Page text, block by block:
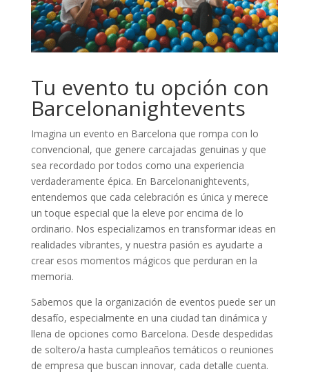
Tu evento tu opción con
Barcelonanightevents
Imagina un evento en Barcelona que rompa con lo
convencional, que genere carcajadas genuinas y que
sea recordado por todos como una experiencia
verdaderamente épica. En Barcelonanightevents,
entendemos que cada celebración es única y merece
un toque especial que la eleve por encima de lo
ordinario. Nos especializamos en transformar ideas en
realidades vibrantes, y nuestra pasión es ayudarte a
crear esos momentos mágicos que perduran en la
memoria.
Sabemos que la organización de eventos puede ser un
desafío, especialmente en una ciudad tan dinámica y
llena de opciones como Barcelona. Desde despedidas
de soltero/a hasta cumpleaños temáticos o reuniones
de empresa que buscan innovar, cada detalle cuenta.